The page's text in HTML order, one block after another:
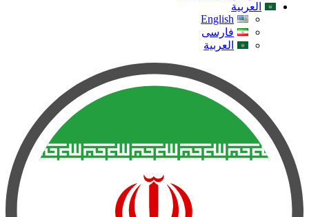
العربية
English
فارسی
العربية